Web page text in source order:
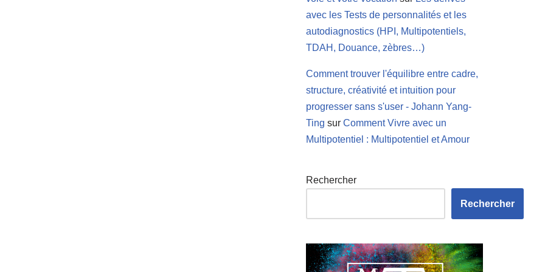
avec les Tests de personnalités et les
autodiagnostics (HPI, Multipotentiels,
TDAH, Douance, zèbres…)
Comment trouver l'équilibre entre cadre,
structure, créativité et intuition pour
progresser sans s'user - Johann Yang-
Ting sur Comment Vivre avec un
Multipotentiel : Multipotentiel et Amour
Rechercher
Rechercher